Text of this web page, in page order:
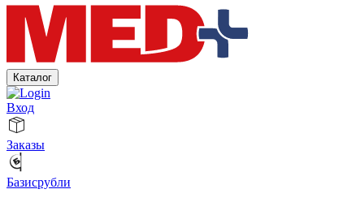
Каталог
Вход
Заказы
Базисрубли